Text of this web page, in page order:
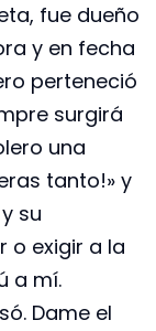
fue dueño
y en fecha
perteneció
surgirá
una
tanto!» y
su
o exigir a la
a mí.
Dame el